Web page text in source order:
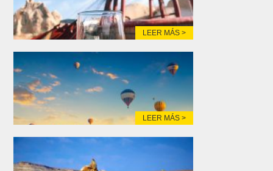
LEER MÁS >
LEER MÁS >